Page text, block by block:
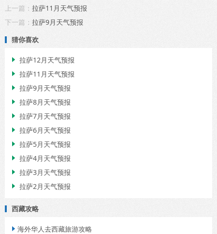
上一篇： 拉萨11月天气预报
下一篇： 拉萨9月天气预报
猜你喜欢
 拉萨12月天气预报
 拉萨11月天气预报
 拉萨9月天气预报
 拉萨8月天气预报
 拉萨7月天气预报
 拉萨6月天气预报
 拉萨5月天气预报
 拉萨4月天气预报
 拉萨3月天气预报
 拉萨2月天气预报
西藏攻略
 海外华人去西藏旅游攻略